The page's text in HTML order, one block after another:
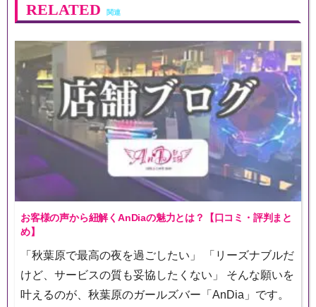
RELATED
お客様の声から紐解くAnDiaの魅力とは？【口コミ・評判まと
め】
「秋葉原で最高の夜を過ごしたい」 「リーズナブルだ
けど、サービスの質も妥協したくない」 そんな願いを
叶えるのが、秋葉原のガールズバー「AnDia」です。